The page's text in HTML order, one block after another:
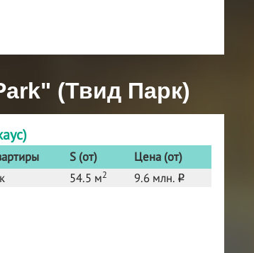
(Твид Парк)
S (от)
Цена (от)
54.5 м2 9.6 млн. o